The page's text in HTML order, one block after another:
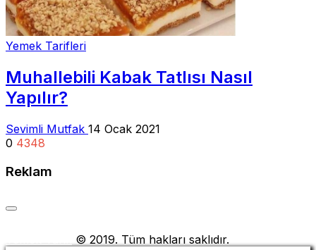
Yemek Tarifleri
Muhallebili Kabak Tatlısı Nasıl
Yapılır?
Sevimli Mutfak 14 Ocak 2021
0 4348
Reklam
© 2019. Tüm hakları saklıdır.